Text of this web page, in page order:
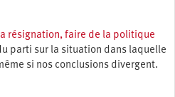
résignation, faire de la politique
parti sur la situation dans laquelle
si nos conclusions divergent.